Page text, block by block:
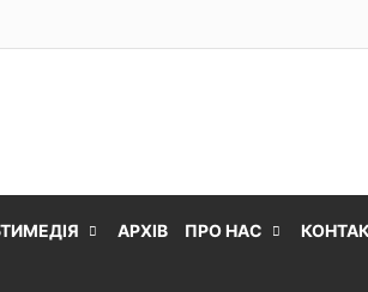
АРХІВ ПРО НАС